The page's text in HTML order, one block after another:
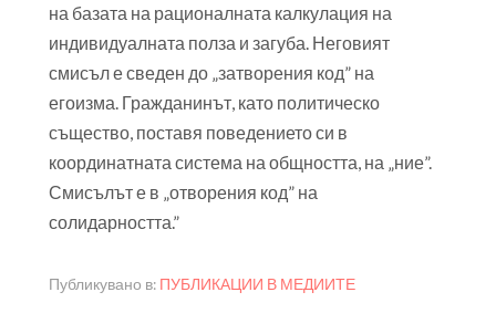
на базата на рационалната калкулация на
индивидуалната полза и загуба. Неговият
смисъл е сведен до „затворения код” на
егоизма. Гражданинът, като политическо
същество, поставя поведението си в
координатната система на общността, на „ние”.
Смисълът е в „отворения код” на
солидарността.”
Публикувано в: ПУБЛИКАЦИИ В МЕДИИТЕ